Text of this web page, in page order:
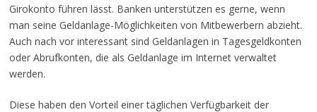
Girokonto führen lässt. Banken unterstützen es gerne, wenn
man seine Geldanlage-Möglichkeiten von Mitbewerbern abzieht.
Auch nach vor interessant sind Geldanlagen in Tagesgeldkonten
oder Abrufkonten, die als Geldanlage im Internet verwaltet
werden.
Diese haben den Vorteil einer täglichen Verfügbarkeit der